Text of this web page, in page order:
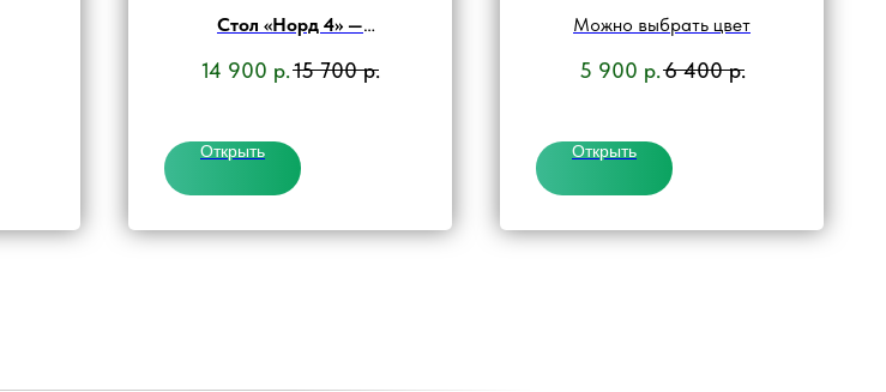
4»
Стол «Норд 4» —
просторный в праздники:
14 900 р.15 700 р.
Открыть
Можно выбрать цвет
5 900 р.6 400 р.
Открыть